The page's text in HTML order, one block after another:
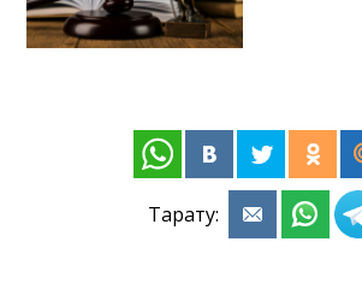
Тарату: